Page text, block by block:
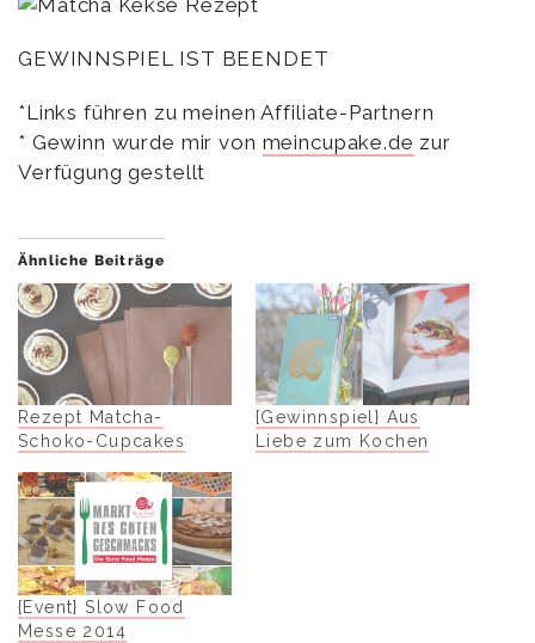
GEWINNSPIEL IST BEENDET
*Links führen zu meinen Affiliate-Partnern
* Gewinn wurde mir von meincupake.de zur
Verfügung gestellt
Ähnliche Beiträge
Rezept Matcha-
Schoko-Cupcakes
{Gewinnspiel} Aus
Liebe zum Kochen
{Event} Slow Food
Messe 2014